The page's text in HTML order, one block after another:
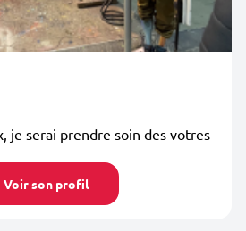
je serai prendre soin des votres
Voir son profil